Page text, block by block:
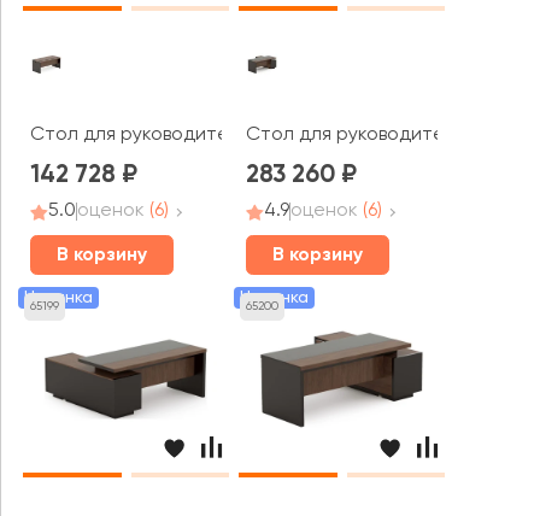
Стол для руководителя 1800x800x750 Larry 2
142 728
5.0оценок (6)
В корзину
Стол для руководителя левый
283 260
4.9оценок (6)
В корзину
65199
Новинка 65200
Новинка